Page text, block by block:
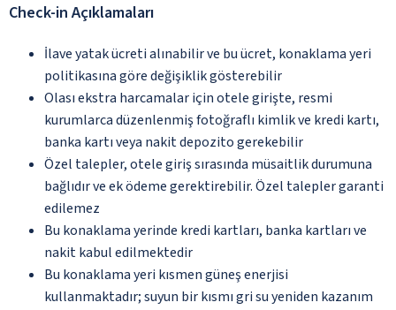
Check-in Açıklamaları
İlave yatak ücreti alınabilir ve bu ücret, konaklama yeri
politikasına göre değişiklik gösterebilir
Olası ekstra harcamalar için otele girişte, resmi
kurumlarca düzenlenmiş fotoğraflı kimlik ve kredi kartı,
banka kartı veya nakit depozito gerekebilir
Özel talepler, otele giriş sırasında müsaitlik durumuna
bağlıdır ve ek ödeme gerektirebilir. Özel talepler garanti
edilemez
Bu konaklama yerinde kredi kartları, banka kartları ve
nakit kabul edilmektedir
Bu konaklama yeri kısmen güneş enerjisi
kullanmaktadır; suyun bir kısmı gri su yeniden kazanım